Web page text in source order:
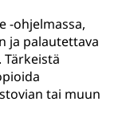
-ohjelmassa,
ja palautettava
tai muun